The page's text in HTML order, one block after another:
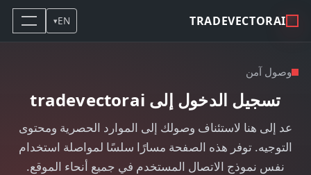
TRADEVECTORAI
EN
▾
وصول آمن
تسجيل الدخول إلى tradevectorai
عد إلى هنا لاستئناف وصولك إلى الموارد الحصرية ومحتوى
التوجيه. توفر هذه الصفحة مسارًا سلسًا لمواصلة استخدام
نفس نموذج الاتصال المستخدم في جميع أنحاء الموقع.